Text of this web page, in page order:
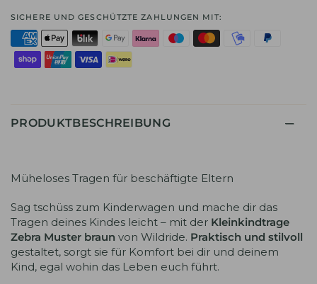
SICHERE UND GESCHÜTZTE ZAHLUNGEN MIT:
PRODUKTBESCHREIBUNG
Müheloses Tragen für beschäftigte Eltern
Sag tschüss zum Kinderwagen und mache dir das
Tragen deines Kindes leicht – mit der Kleinkindtrage
Zebra Muster braun von Wildride. Praktisch und stilvoll
gestaltet, sorgt sie für Komfort bei dir und deinem
Kind, egal wohin das Leben euch führt.